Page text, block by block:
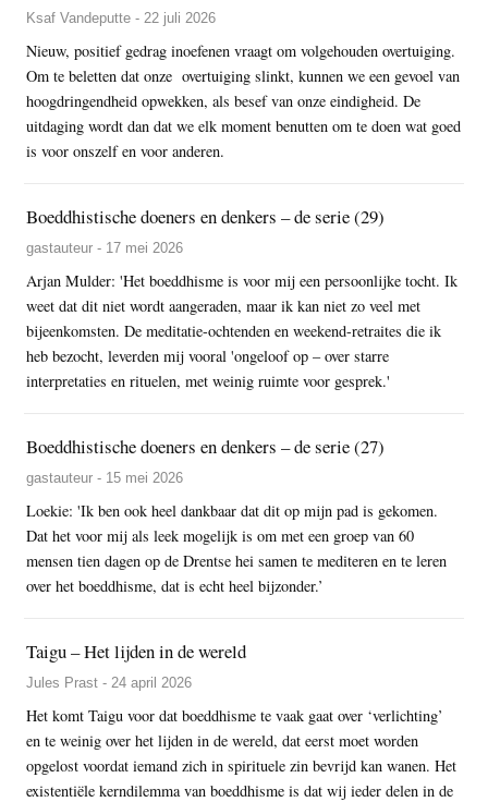
Ksaf Vandeputte - 22 juli 2026
Nieuw, positief gedrag inoefenen vraagt om volgehouden overtuiging.
Om te beletten dat onze overtuiging slinkt, kunnen we een gevoel van
hoogdringendheid opwekken, als besef van onze eindigheid. De
uitdaging wordt dan dat we elk moment benutten om te doen wat goed
is voor onszelf en voor anderen.
Boeddhistische doeners en denkers – de serie (29)
gastauteur - 17 mei 2026
Arjan Mulder: 'Het boeddhisme is voor mij een persoonlijke tocht. Ik
weet dat dit niet wordt aangeraden, maar ik kan niet zo veel met
bijeenkomsten. De meditatie-ochtenden en weekend-retraites die ik
heb bezocht, leverden mij vooral 'ongeloof op – over starre
interpretaties en rituelen, met weinig ruimte voor gesprek.'
Boeddhistische doeners en denkers – de serie (27)
gastauteur - 15 mei 2026
Loekie: 'Ik ben ook heel dankbaar dat dit op mijn pad is gekomen.
Dat het voor mij als leek mogelijk is om met een groep van 60
mensen tien dagen op de Drentse hei samen te mediteren en te leren
over het boeddhisme, dat is echt heel bijzonder.’
Taigu – Het lijden in de wereld
Jules Prast - 24 april 2026
Het komt Taigu voor dat boeddhisme te vaak gaat over ‘verlichting’
en te weinig over het lijden in de wereld, dat eerst moet worden
opgelost voordat iemand zich in spirituele zin bevrijd kan wanen. Het
existentiële kerndilemma van boeddhisme is dat wij ieder delen in de